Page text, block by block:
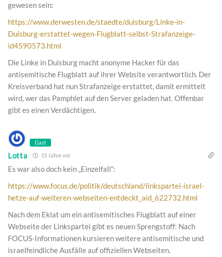
gewesen sein:
https://www.derwesten.de/staedte/duisburg/Linke-in-
Duisburg-erstattet-wegen-Flugblatt-selbst-Strafanzeige-
id4590573.html
Die Linke in Duisburg macht anonyme Hacker für das
antisemitische Flugblatt auf ihrer Website verantwortlich. Der
Kreisverband hat nun Strafanzeige erstattet, damit ermittelt
wird, wer das Pamphlet auf den Server geladen hat. Offenbar
gibt es einen Verdächtigen.
Gast
Lotta 15 Jahre vor
Es war also doch kein „Einzelfall“:
https://www.focus.de/politik/deutschland/linkspartei-israel-
hetze-auf-weiteren-webseiten-entdeckt_aid_622732.html
Nach dem Eklat um ein antisemitisches Flugblatt auf einer
Webseite der Linkspartei gibt es neuen Sprengstoff: Nach
FOCUS-Informationen kursieren weitere antisemitische und
israelfeindliche Ausfälle auf offiziellen Webseiten.